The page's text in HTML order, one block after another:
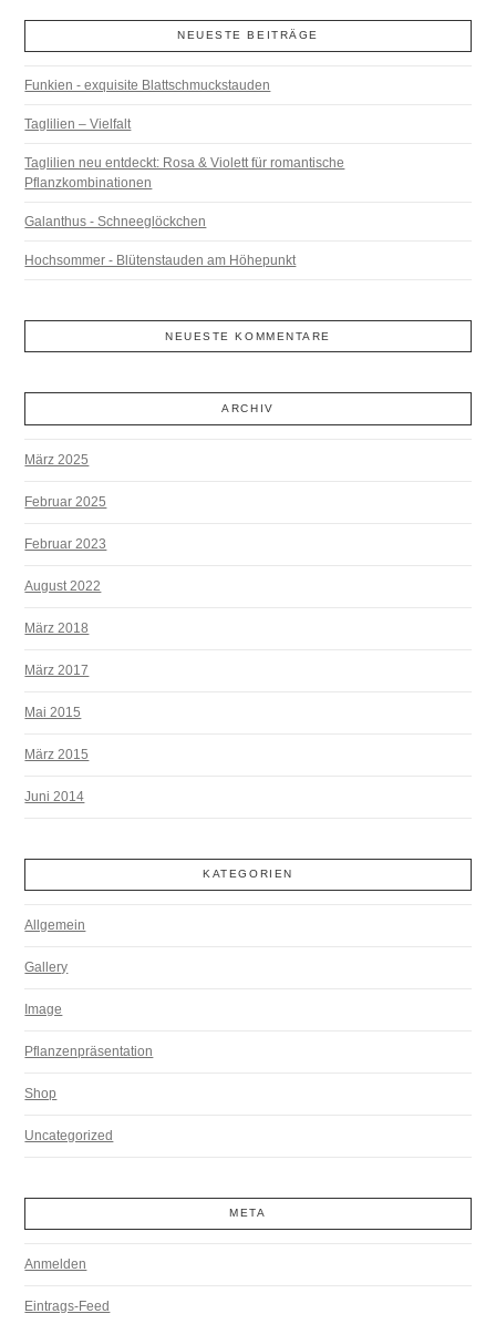
NEUESTE BEITRÄGE
Funkien - exquisite Blattschmuckstauden
Taglilien – Vielfalt
Taglilien neu entdeckt: Rosa & Violett für romantische
Pflanzkombinationen
Galanthus - Schneeglöckchen
Hochsommer - Blütenstauden am Höhepunkt
NEUESTE KOMMENTARE
ARCHIV
März 2025
Februar 2025
Februar 2023
August 2022
März 2018
März 2017
Mai 2015
März 2015
Juni 2014
KATEGORIEN
Allgemein
Gallery
Image
Pflanzenpräsentation
Shop
Uncategorized
META
Anmelden
Eintrags-Feed